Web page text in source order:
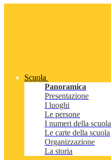
Scuola
Panoramica
Presentazione
I luoghi
Le persone
I numeri della scuola
Le carte della scuola
Organizzazione
La storia